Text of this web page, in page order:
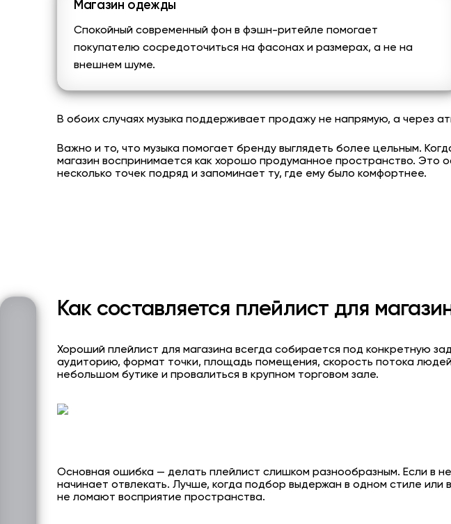
Магазин одежды
Спокойный современный фон в фэшн-ритейле помогает
покупателю сосредоточиться на фасонах и размерах, а не на
внешнем шуме.
В обоих случаях музыка поддерживает продажу не напрямую, а через
Важно и то, что музыка помогает бренду выглядеть более цельным.
магазин воспринимается как хорошо продуманное пространство. Это
несколько точек подряд и запоминает ту, где ему было комфортнее.
Как составляется плейлист для
Хороший плейлист для магазина всегда собирается под конкретную
аудиторию, формат точки, площадь помещения, скорость потока
небольшом бутике и провалиться в крупном торговом зале.
Основная ошибка — делать плейлист слишком разнообразным. Если в
начинает отвлекать. Лучше, когда подбор выдержан в одном стиле или
не ломают восприятие пространства.